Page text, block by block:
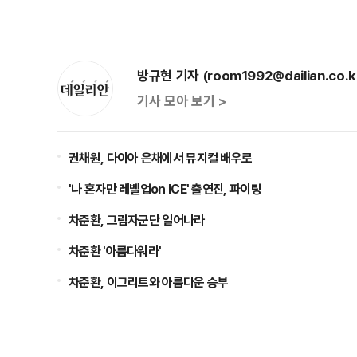
방규현 기자
기사 모아 보기 >
권채원, 다이아 은채에서 뮤지컬 배우로
'나 혼자만 레벨업on ICE' 출연진, 파이팅
차준환, 그림자군단 일어나라
차준환 '아름다워라'
차준환, 이그리트와 아름다운 승부